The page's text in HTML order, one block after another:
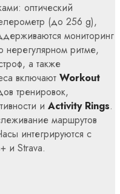
оптический
(до 256 g),
мониторинг
нерегулярном ритме,
а также
включают Workout
тренировок,
и Activity Rings.
маршрутов
интегрируются с
и Strava.